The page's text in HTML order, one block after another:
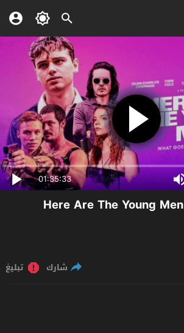
01:35:33
مشاهدة فيلم Here Are The Young Men
شارك تبليغ